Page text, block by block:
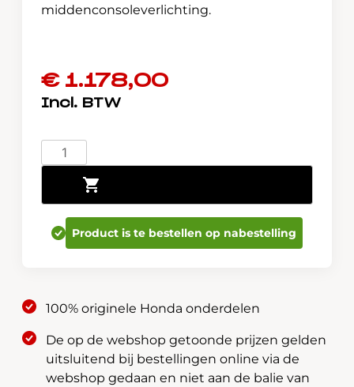
middenconsoleverlichting.
€1.178,00
Jazz
e:HEV
Illumination
Pack
08E0P-
TZA-
Toevoegen aan winkelwagen
Product is te bestellen op nabestelling
100% originele Honda onderdelen
De op de webshop getoonde prijzen gelden
uitsluitend bij bestellingen online via de
webshop gedaan en niet aan de balie van